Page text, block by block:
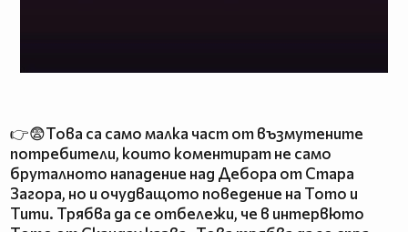
👉😨Това са само малка част от възмутените
потребители, които коментират не само
бруталното нападение над Дебора от Стара
Загора, но и очудващото поведение на Тото и
Тити. Трябва да се отбележи, че в интервюто